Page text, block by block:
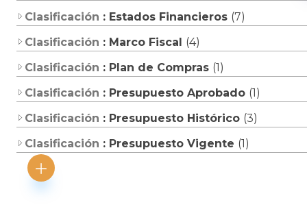
Clasificación : Estados Financieros (7)
Clasificación : Marco Fiscal (4)
Clasificación : Plan de Compras (1)
Clasificación : Presupuesto Aprobado (1)
Clasificación : Presupuesto Histórico (3)
Clasificación : Presupuesto Vigente (1)